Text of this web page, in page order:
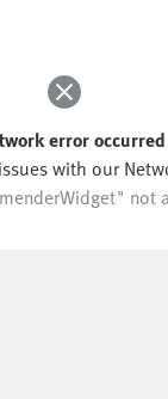
error occurred
with our
not